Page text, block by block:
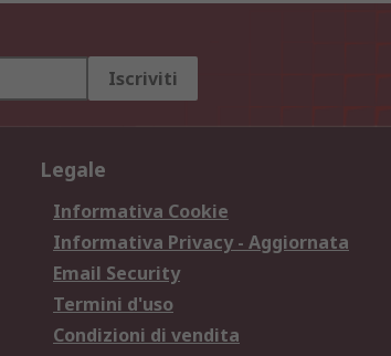
Iscriviti
Legale
Informativa Cookie
Informativa Privacy - Aggiornata
Email Security
Termini d'uso
Condizioni di vendita